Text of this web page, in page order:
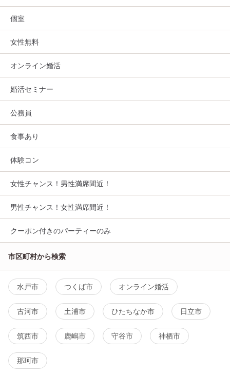
個室
女性無料
オンライン婚活
婚活セミナー
公務員
食事あり
体験コン
女性チャンス！男性満席間近！
男性チャンス！女性満席間近！
クーポン付きのパーティーのみ
市区町村から検索
水戸市 つくば市 オンライン婚活
古河市 土浦市 ひたちなか市 日立市
筑西市 鹿嶋市 守谷市 神栖市
那珂市